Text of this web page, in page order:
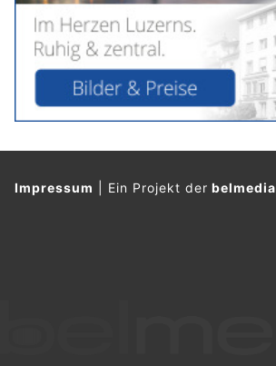
Impressum Ein Projekt derbelmedia